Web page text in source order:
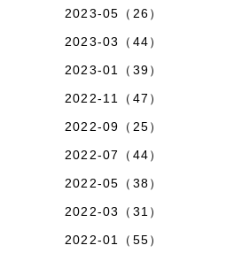
2023-05（26）
2023-03（44）
2023-01（39）
2022-11（47）
2022-09（25）
2022-07（44）
2022-05（38）
2022-03（31）
2022-01（55）